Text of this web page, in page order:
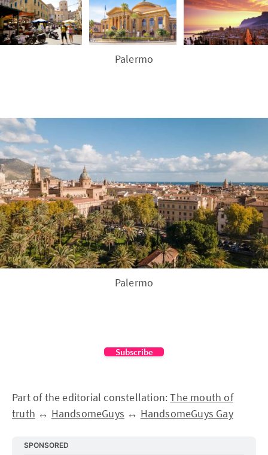
Palermo
Palermo
Subscribe
Part of the editorial constellation:The mouth of
truth ↔ HandsomeGuys ↔ HandsomeGuys Gay
SPONSORED